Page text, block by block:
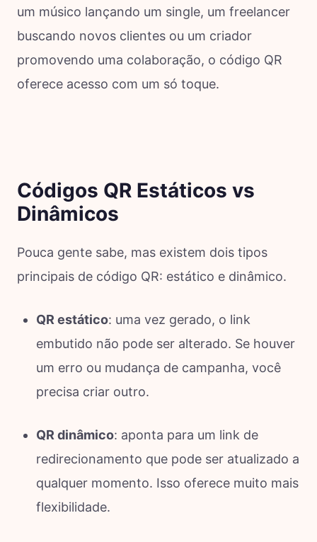
um músico lançando um single, um freelancer
buscando novos clientes ou um criador
promovendo uma colaboração, o código QR
oferece acesso com um só toque.
Códigos QR Estáticos vs
Dinâmicos
Pouca gente sabe, mas existem dois tipos
principais de código QR: estático e dinâmico.
QR estático: uma vez gerado, o link
embutido não pode ser alterado. Se houver
um erro ou mudança de campanha, você
precisa criar outro.
QR dinâmico: aponta para um link de
redirecionamento que pode ser atualizado a
qualquer momento. Isso oferece muito mais
flexibilidade.